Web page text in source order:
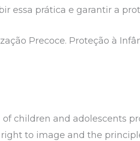
essa prática e garantir a
Precoce. Proteção à
children and adolescents
to image and the